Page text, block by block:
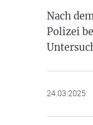
Nach
Polizei
24.03.2025